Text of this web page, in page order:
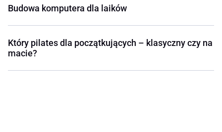
Budowa komputera dla laików
Który pilates dla początkujących – klasyczny czy na
macie?